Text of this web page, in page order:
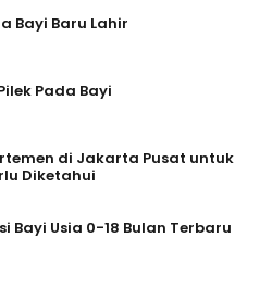
Bayi Baru Lahir
Pada Bayi
di Jakarta Pusat untuk
Diketahui
Bayi Usia 0-18 Bulan Terbaru